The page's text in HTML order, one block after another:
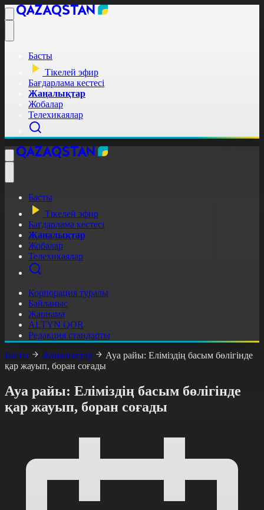
Басты
Тікелей эфир
Бағдарлама кестесі
Жаңалықтар
Жобалар
Телехикаялар
Басты
Тікелей эфир
Бағдарлама кестесі
Жаңалықтар
Жобалар
Телехикаялар
Корпорация туралы
Байланыс
Жарнама
ALTYN QOR
Редакция стандарты
Басты
Жаңалықтар
Ауа райы: Еліміздің басым бөлігінде
қар жауып, боран соғады
Ауа райы: Еліміздің басым бөлігінде
қар жауып, боран соғады